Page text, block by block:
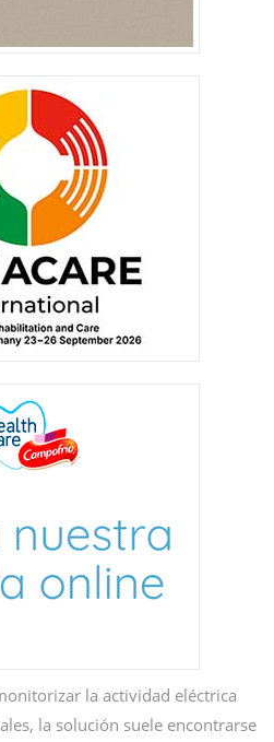
la actividad eléctrica
la solución suele encontrarse